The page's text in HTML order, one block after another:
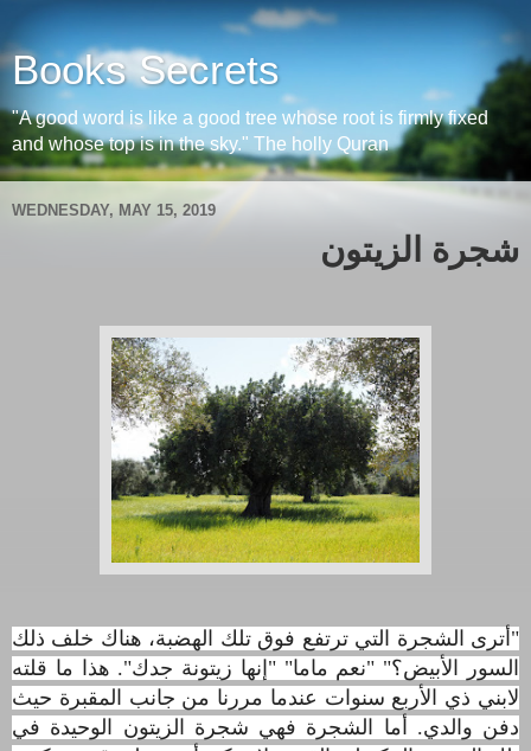
Books Secrets
"A good word is like a good tree whose root is firmly fixed
and whose top is in the sky." The holly Quran
WEDNESDAY, MAY 15, 2019
شجرة الزيتون
"أترى الشجرة التي ترتفع فوق تلك الهضبة، هناك خلف ذلك
السور الأبيض؟" "نعم ماما" "إنها زيتونة جدك". هذا ما قلته
لابني ذي الأربع سنوات عندما مررنا من جانب المقبرة حيث
دفن والدي. أما الشجرة فهي شجرة الزيتون الوحيدة في